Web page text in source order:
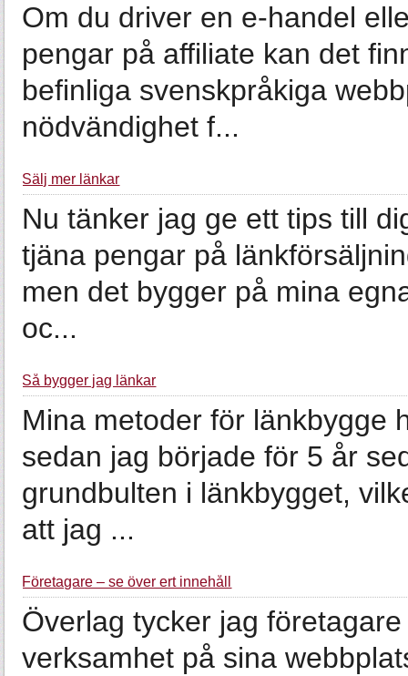
Om du driver en e-handel
pengar på affiliate kan det
befinliga svenskpråkiga
nödvändighet f...
Sälj mer länkar
Nu tänker jag ge ett tips till
tjäna pengar på
men det bygger på mina
oc...
Så bygger jag länkar
Mina metoder för länkbygge
sedan jag började för 5 år
grundbulten i länkbygget,
att jag ...
Företagare – se över ert innehåll
Överlag tycker jag
verksamhet på sina